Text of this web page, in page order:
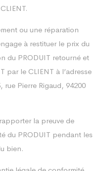
ou une réparation
à restituer le prix du
du PRODUIT retourné et
par le CLIENT à l’adresse
rue Pierre Rigaud, 94200
la preuve de
du PRODUIT pendant les
bien.